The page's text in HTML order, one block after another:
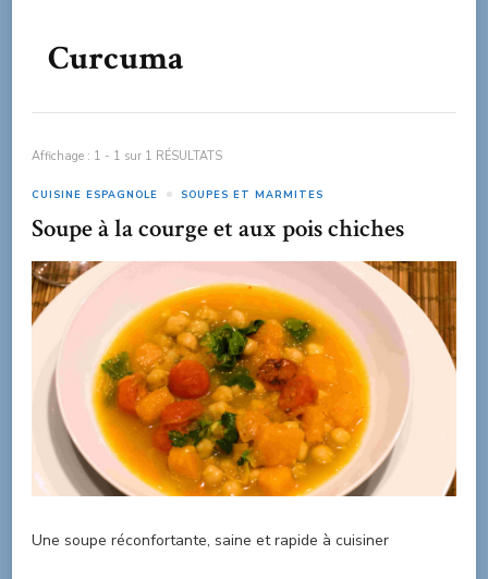
Curcuma
Affichage : 1 - 1 sur 1 RÉSULTATS
CUISINE ESPAGNOLE SOUPES ET MARMITES
Soupe à la courge et aux pois chiches
Une soupe réconfortante, saine et rapide à cuisiner